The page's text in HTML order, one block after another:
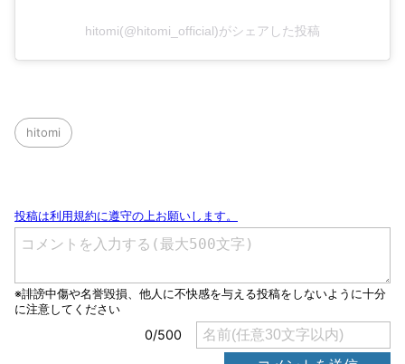
hitomi(@hitomi_official)がシェアした投稿
hitomi